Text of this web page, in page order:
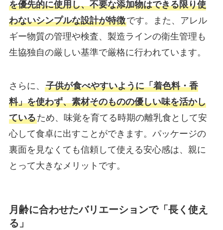
を優先的に使用し、不要な添加物はできる限り使
わないシンプルな設計が特徴です。また、アレル
ギー物質の管理や検査、製造ラインの衛生管理も
生協独自の厳しい基準で厳格に行われています。
さらに、 子供が食べやすいように「着色料・香
料」を使わず、素材そのものの優しい味を活かし
ているため、味覚を育てる時期の離乳食として安
心して食卓に出すことができます。パッケージの
裏面を見なくても信頼して使える安心感は、親に
とって大きなメリットです。
月齢に合わせたバリエーションで「長く使え
る」